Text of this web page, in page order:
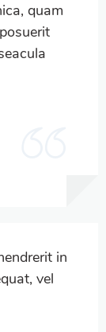
quam
in
vel